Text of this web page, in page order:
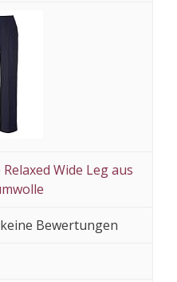
Wide Leg aus
Bewertungen